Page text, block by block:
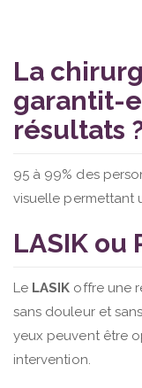
La
garantit-
résultats
95 à 99% des
visuelle permettant
LASIK ou
Le LASIK offre une
sans douleur et
yeux peuvent être
intervention.